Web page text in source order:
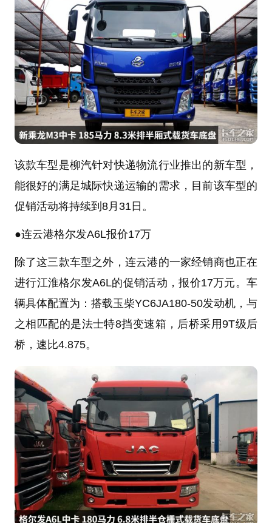
该款车型是柳汽针对快递物流行业推出的新车型，
能很好的满足城际快递运输的需求，目前该车型的
促销活动将持续到8月31日。
●连云港格尔发A6L报价17万
除了这三款车型之外，连云港的一家经销商也正在
进行江淮格尔发A6L的促销活动，报价17万元。车
辆具体配置为：搭载玉柴YC6JA180-50发动机，与
之相匹配的是法士特8挡变速箱，后桥采用9T级后
桥，速比4.875。